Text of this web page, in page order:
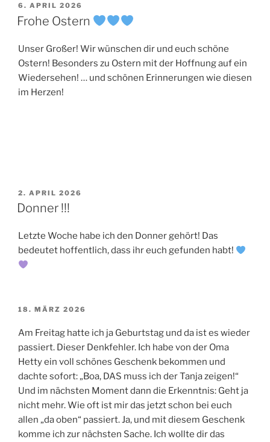
VERÖFFENTLICHT
AM
6. APRIL 2026
Frohe Ostern
Unser Großer! Wir wünschen dir und euch schöne
Ostern! Besonders zu Ostern mit der Hoffnung auf ein
Wiedersehen! … und schönen Erinnerungen wie diesen
im Herzen!
VERÖFFENTLICHT
AM
2. APRIL 2026
Donner !!!
Letzte Woche habe ich den Donner gehört! Das
bedeutet hoffentlich, dass ihr euch gefunden habt!
VERÖFFENTLICHT
18. MÄRZ 2026
Am Freitag hatte ich ja Geburtstag und da ist es wieder
passiert. Dieser Denkfehler. Ich habe von der Oma
Hetty ein voll schönes Geschenk bekommen und
dachte sofort: „Boa, DAS muss ich der Tanja zeigen!“
Und im nächsten Moment dann die Erkenntnis: Geht ja
nicht mehr. Wie oft ist mir das jetzt schon bei euch
allen „da oben“ passiert. Ja, und mit diesem Geschenk
komme ich zur nächsten Sache. Ich wollte dir das